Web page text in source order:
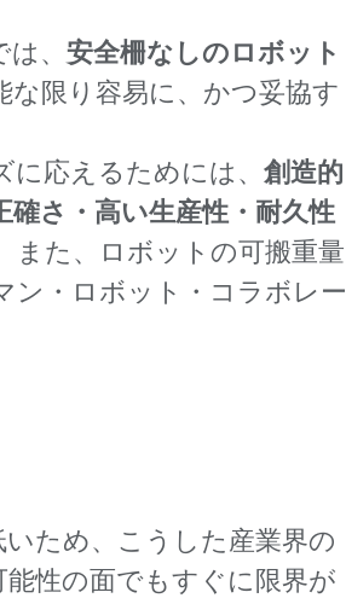
、 安全柵なしのロボット
限り容易に、かつ妥協す
応えるためには、 創造的
確さ・高い生産性・耐久性
また、ロボットの可搬重量
ン・ロボット・コラボレー
ため、こうした産業界の
性の面でもすぐに限界が